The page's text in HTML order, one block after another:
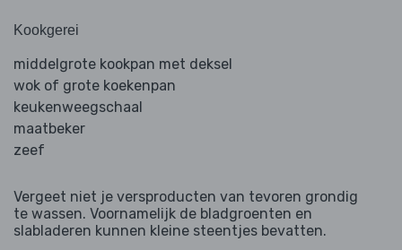
Kookgerei
middelgrote kookpan met deksel
wok of grote koekenpan
keukenweegschaal
maatbeker
zeef
Vergeet niet je versproducten van tevoren grondig
te wassen. Voornamelijk de bladgroenten en
slabladeren kunnen kleine steentjes bevatten.